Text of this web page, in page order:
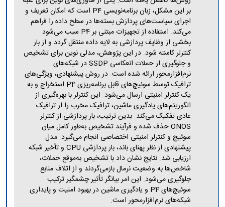
پژوهشی
بر این مشکل، زبان برنامه‌نویسی P4 است که امکان تعریف و
اجرای سیاست‌های پردازش بسته‌ها در سطح داده را فراهم
می‌کند. استفاده از تجهیزات مبتنی بر P4 سبب می‌شود
بخشی از وظایف پردازشی به لایه داده منتقل گردد و از بار
کنترلر کاسته شود. در این پژوهش، مدلی نوین برای تشخیص
و جلوگیری از حملات انعکاسی SSDP در شبکه‌های
نرم‌افزارمحور ارائه شده است. در روش پیشنهادی، ویژگی‌های
ترافیک توسط سوئیچ‌های قابل برنامه‌ریزی P4 استخراج و به
یک کنترلر امنیتی ارسال می‌شود. این کنترلر با بهره‌گیری از
الگوریتم‌های یادگیری ماشین، ترافیک مخرب را از ترافیک
عادی تفکیک می‌کند. بدین ترتیب، بار پردازشی از کنترلر
ONOS حذف شده و فرآیند تشخیص به‌طور کامل میان
سوئیچ و کنترلر امنیتی اختصاصی انجام می‌گیرد. مدل
پیشنهادی از نظر پهنای باند، بار پردازشی CPU و تأخیر شبکه
ارزیابی شد. نتایج نشان داد با تشخیص به‌موقع حملات،
شاخص‌ها به وضعیت نرمال بازمی‌گردند و از اتلاف منابع
جلوگیری می‌شود. این امر بیانگر تأثیر چشمگیر ترکیب
سوئیچ‌های P4 و یادگیری ماشین در بهبود امنیت و پایداری
شبکه‌های نرم‌افزارمحور است.